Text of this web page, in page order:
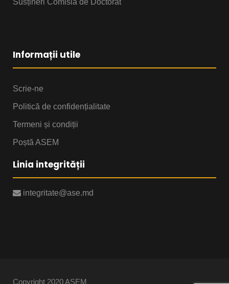
Susțineri Comisia de Doctorat
Informații utile
Scrie-ne
Politică de confidențialitate
Termeni și condiții
Poștă ASEM
Linia integrității
integritate@ase.md
Copyright 2020 ASEM